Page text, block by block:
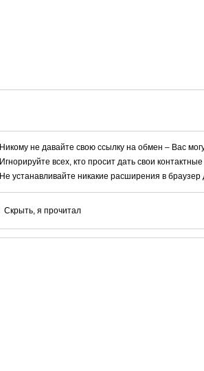
Никому не давайте свою ссылку на обмен – Вас
Игнорируйте всех, кто просит дать свои
Не устанавливайте никакие расширения в
Скрыть, я прочитал